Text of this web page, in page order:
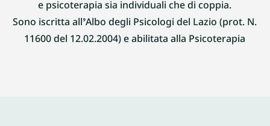
e psicoterapia sia individuali che di coppia.
Sono iscritta all’Albo degli Psicologi del Lazio (prot. N.
11600 del 12.02.2004) e abilitata alla Psicoterapia